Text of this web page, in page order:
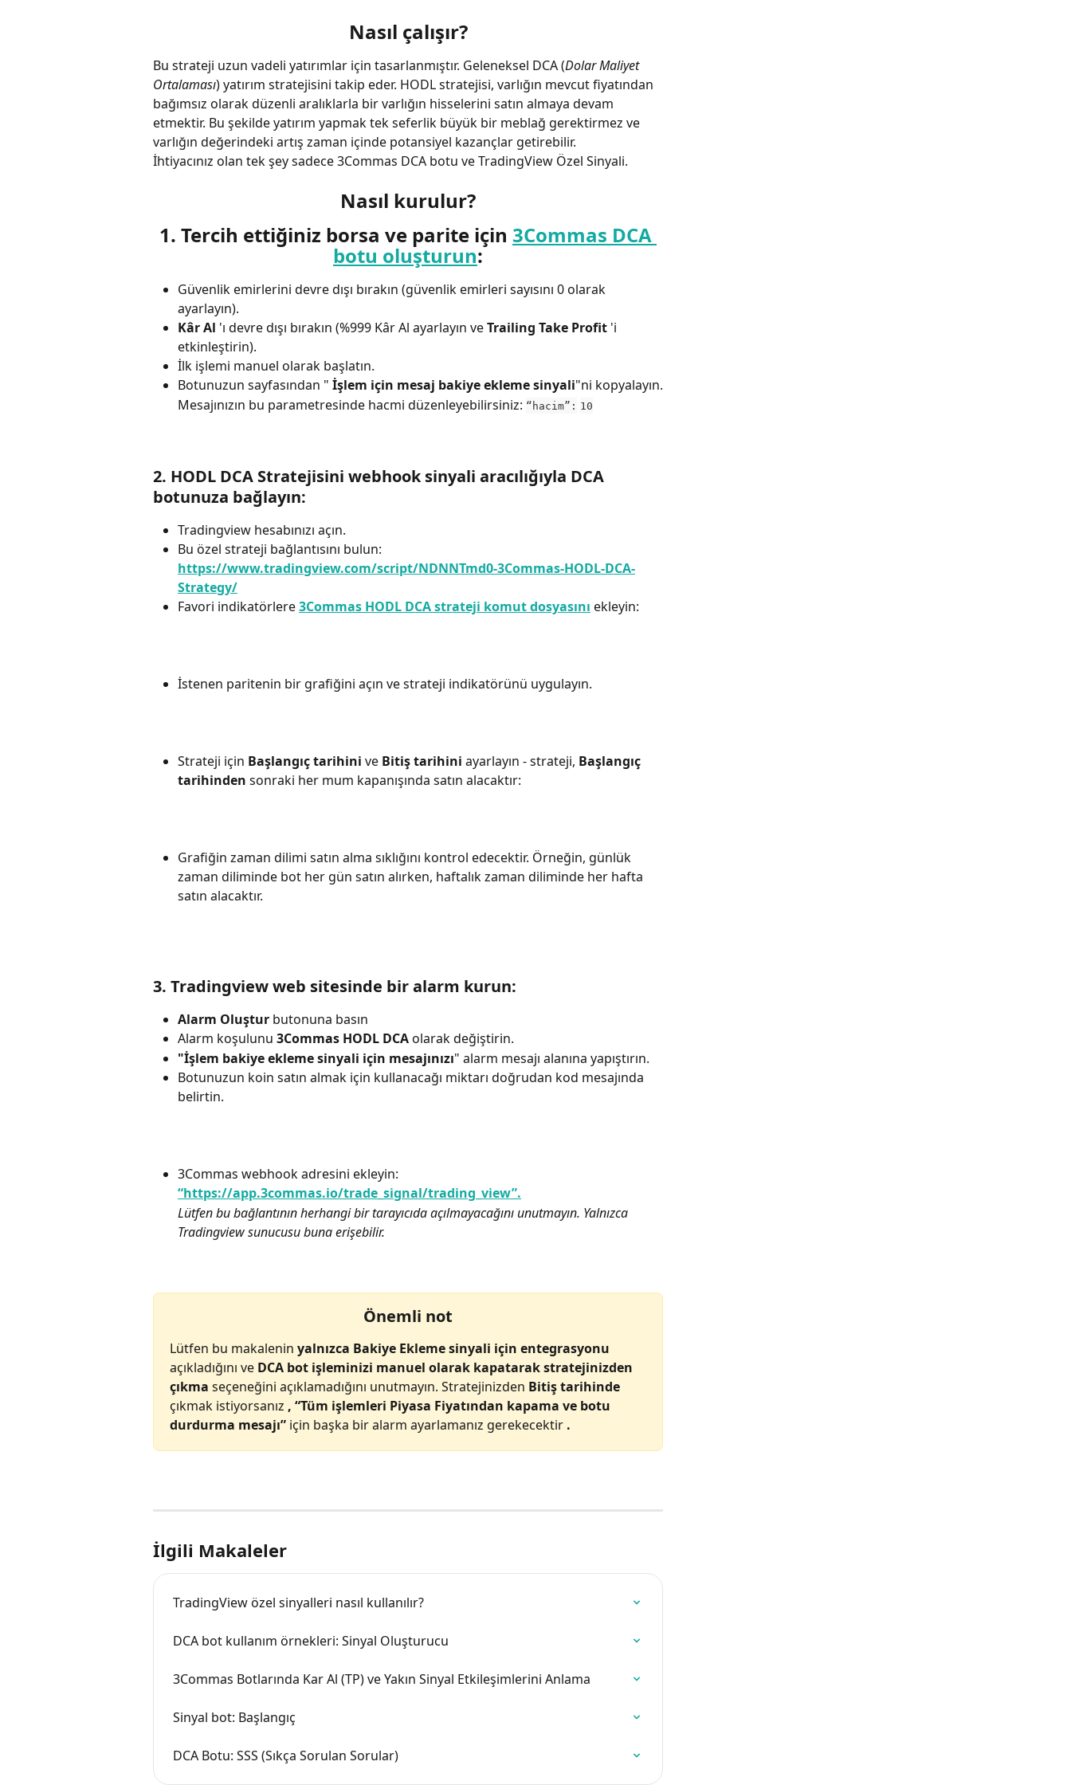
Nasıl çalışır?
Bu strateji uzun vadeli yatırımlar için tasarlanmıştır. Geleneksel DCA (Dolar Maliyet
Ortalaması) yatırım stratejisini takip eder. HODL stratejisi, varlığın mevcut fiyatından
bağımsız olarak düzenli aralıklarla bir varlığın hisselerini satın almaya devam
etmektir. Bu şekilde yatırım yapmak tek seferlik büyük bir meblağ gerektirmez ve
varlığın değerindeki artış zaman içinde potansiyel kazançlar getirebilir.
İhtiyacınız olan tek şey sadece 3Commas DCA botu ve TradingView Özel Sinyali.
Nasıl kurulur?
1. Tercih ettiğiniz borsa ve parite için 3Commas DCA
botu oluşturun:
Güvenlik emirlerini devre dışı bırakın (güvenlik emirleri sayısını 0 olarak
ayarlayın).
KârAl 'ı devre dışı bırakın (%999 Kâr Al ayarlayın ve Trailing Take Profit 'i
etkinleştirin).
İlk işlemi manuel olarak başlatın.
Botunuzun sayfasından " İşlem için mesaj bakiye ekleme sinyali"ni kopyalayın.
Mesajınızın bu parametresinde hacmi düzenleyebilirsiniz: “hacim”: 10
2. HODL DCA Stratejisini webhook sinyali aracılığıyla DCA
botunuza bağlayın:
Tradingview hesabınızı açın.
Bu özel strateji bağlantısını bulun:
https://www.tradingview.com/script/NDNNTmd0-3Commas-HODL-DCA-
Strategy/
Favori indikatörlere 3Commas HODL DCA strateji komut dosyasını ekleyin:
İstenen paritenin bir grafiğini açın ve strateji indikatörünü uygulayın.
Strateji için Başlangıç tarihini ve Bitiş tarihini ayarlayın - strateji, Başlangıç
tarihinden sonraki her mum kapanışında satın alacaktır:
Grafiğin zaman dilimi satın alma sıklığını kontrol edecektir. Örneğin, günlük
zaman diliminde bot her gün satın alırken, haftalık zaman diliminde her hafta
satın alacaktır.
3. Tradingview web sitesinde bir alarm kurun:
Alarm Oluştur butonuna basın
Alarm koşulunu 3Commas HODL DCA olarak değiştirin.
"İşlem bakiye ekleme sinyali için mesajınızı" alarm mesajı alanına yapıştırın.
Botunuzun koin satın almak için kullanacağı miktarı doğrudan kod mesajında
belirtin.
3Commas webhook adresini ekleyin:
“https://app.3commas.io/trade_signal/trading_view”.
Lütfen bu bağlantının herhangi bir tarayıcıda açılmayacağını unutmayın. Yalnızca
Tradingview sunucusu buna erişebilir.
Önemli not
Lütfen bu makalenin yalnızca Bakiye Ekleme sinyali için entegrasyonu
açıkladığını ve DCA bot işleminizi manuel olarak kapatarakstratejinizden
çıkma seçeneğini açıklamadığını unutmayın. Stratejinizden Bitiş tarihinde
çıkmak istiyorsanız , “Tüm işlemleri Piyasa Fiyatından kapama ve botu
durdurma mesajı” için başka bir alarm ayarlamanız gerekecektir .
İlgili Makaleler
TradingView özel sinyalleri nasıl kullanılır?
DCA bot kullanım örnekleri: Sinyal Oluşturucu
3Commas Botlarında Kar Al (TP) ve Yakın Sinyal Etkileşimlerini Anlama
Sinyal bot: Başlangıç
DCA Botu: SSS (Sıkça Sorulan Sorular)